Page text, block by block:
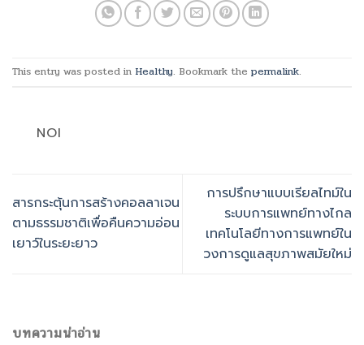
This entry was posted in Healthy. Bookmark the permalink.
NOI
สารกระตุ้นการสร้างคอลลาเจน
ตามธรรมชาติเพื่อคืนความอ่อน
เยาว์ในระยะยาว
การปรึกษาแบบเรียลไทม์ใน
ระบบการแพทย์ทางไกล
เทคโนโลยีทางการแพทย์ใน
วงการดูแลสุขภาพสมัยใหม่
บทความน่าอ่าน